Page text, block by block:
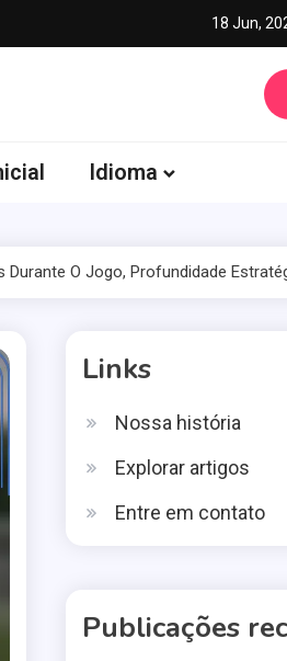
18 Jun,
Idioma
Durante O Jogo, Profundidade
Links
Nossa história
Explorar artigos
Entre em contato
Publicações